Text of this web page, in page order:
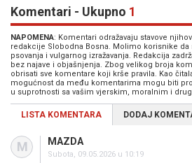
Komentari - Ukupno 1
NAPOMENA: Komentari odražavaju stavove
redakcije Slobodna Bosna. Molimo korisnike da
psovanja i vulgarnog izražavanja. Redakcija
bez najave i objašnjenja. Zbog velikog broja
obrisati sve komentare koji krše pravila. Kao
mogućnost da među komentarima mogu biti
u suprotnosti sa vašim vjerskim, moralnim i
LISTA KOMENTARA DODAJ
M MAZDA
Subota, 09.05.2026 u 10:19